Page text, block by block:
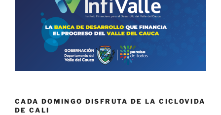
CADA DOMINGO DISFRUTA DE LA CICLOVIDA
DE CALI